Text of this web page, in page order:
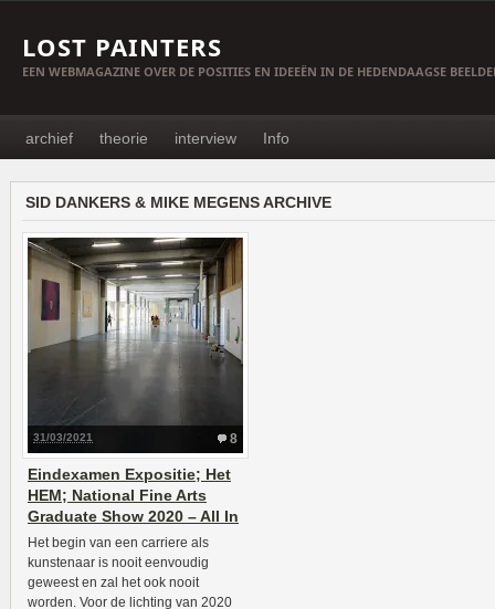
LOST PAINTERS
EEN WEBMAGAZINE OVER DE POSITIES EN IDEEËN IN DE HEDENDAAGSE
archief theorie interview Info
SID DANKERS & MIKE MEGENS ARCHIVE
8
31/03/2021
Eindexamen Expositie; Het
HEM; National Fine Arts
Graduate Show 2020 – All In
Het begin van een carriere als
kunstenaar is nooit eenvoudig
geweest en zal het ook nooit
worden. Voor de lichting van 2020